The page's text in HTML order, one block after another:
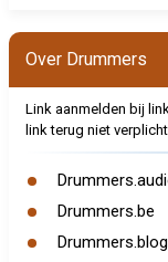
Over Drummers
Link aanmelden bij
link terug niet
Drummers.be
Drummers.blog